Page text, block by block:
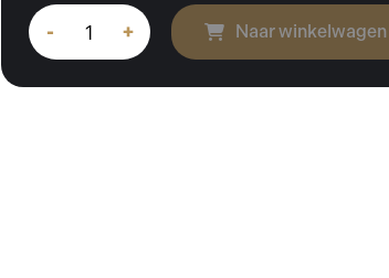
- + Naar winkelwagen